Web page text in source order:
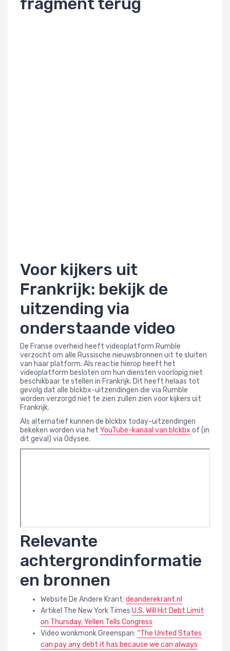
Voor kijkers uit
Frankrijk: bekijk de
uitzending via
onderstaande video
De Franse overheid heeft videoplatform Rumble
verzocht om alle Russische nieuwsbronnen uit te sluiten
van haar platform. Als reactie hierop heeft het
videoplatform besloten om hun diensten voorlopig niet
beschikbaar te stellen in Frankrijk. Dit heeft helaas tot
gevolg dat alle blckbx-uitzendingen die via Rumble
worden verzorgd niet te zien zullen zien voor kijkers uit
Frankrijk.
Als alternatief kunnen de blckbx today-uitzendingen
bekeken worden via het YouTube-kanaal van blckbx of (in
dit geval) via Odysee.
Relevante
achtergrondinformatie
en bronnen
Website De Andere Krant: deanderekrant.nl
Artikel The New York Times U.S. Will Hit Debt Limit
on Thursday, Yellen Tells Congress
Video wonkmonk Greenspan: “The United States
can pay any debt it has because we can always